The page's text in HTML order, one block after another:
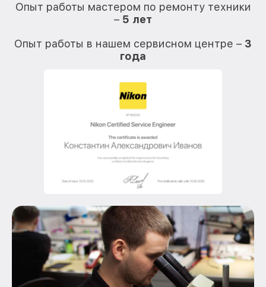
Опыт работы мастером по ремонту техники
– 5 лет
Опыт работы в нашем сервисном центре – 3
года